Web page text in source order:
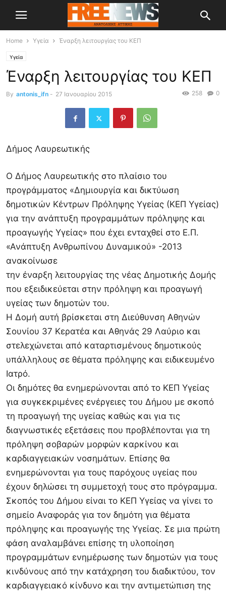
Home Υγεία Έναρξη λειτουργίας του ΚΕΠ
Υγεία
Έναρξη λειτουργίας του ΚΕΠ
By antonis_ifn - 27 Ιανουαρίου 2015 0
258
Δήμος Λαυρεωτικής
Ο Δήμος Λαυρεωτικής στο πλαίσιο του
προγράμματος «Δημιουργία και δικτύωση
δημοτικών Κέντρων Πρόληψης Υγείας (ΚΕΠ Υγείας)
για την ανάπτυξη προγραμμάτων πρόληψης και
προαγωγής Υγείας» που έχει ενταχθεί στο Ε.Π.
«Ανάπτυξη Ανθρωπίνου Δυναμικού» -2013
ανακοίνωσε
την έναρξη λειτουργίας της νέας Δημοτικής Δομής
που εξειδικεύεται στην πρόληψη και προαγωγή
υγείας των δημοτών του.
Η Δομή αυτή βρίσκεται στη Διεύθυνση Αθηνών
Σουνίου 37 Κερατέα και Αθηνάς 29 Λαύριο και
στελεχώνεται από καταρτισμένους δημοτικούς
υπάλληλους σε θέματα πρόληψης και ειδικευμένο
Ιατρό.
Οι δημότες θα ενημερώνονται από το ΚΕΠ Υγείας
για συγκεκριμένες ενέργειες του Δήμου με σκοπό
τη προαγωγή της υγείας καθώς και για τις
διαγνωστικές εξετάσεις που προβλέπονται για τη
πρόληψη σοβαρών μορφών καρκίνου και
καρδιαγγειακών νοσημάτων. Επίσης θα
ενημερώνονται για τους παρόχους υγείας που
έχουν δηλώσει τη συμμετοχή τους στο πρόγραμμα.
Σκοπός του Δήμου είναι το ΚΕΠ Υγείας να γίνει το
σημείο Αναφοράς για τον δημότη για θέματα
πρόληψης και προαγωγής της Υγείας. Σε μια πρώτη
φάση αναλαμβάνει επίσης τη υλοποίηση
προγραμμάτων ενημέρωσης των δημοτών για τους
κινδύνους από την κατάχρηση του διαδικτύου, τον
καρδιαγγειακό κίνδυνο και την αντιμετώπιση της